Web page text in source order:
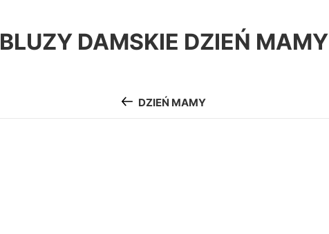
BLUZY DAMSKIE DZIEŃ MAMY
DZIEŃ MAMY